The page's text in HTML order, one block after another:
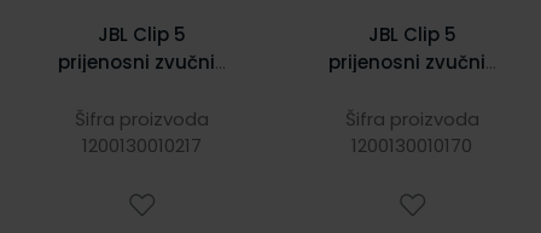
JBL Clip 5
prijenosni zvučnik
vodootporan
IP67, bijeli
Šifra proizvoda
1200130010217
JBL Clip 5
prijenosni zvučnik
vodootporan
IP67, crni
Šifra proizvoda
1200130010170